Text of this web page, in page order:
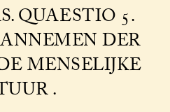
QUAESTIO 5.
DER
MENSELIJKE
.